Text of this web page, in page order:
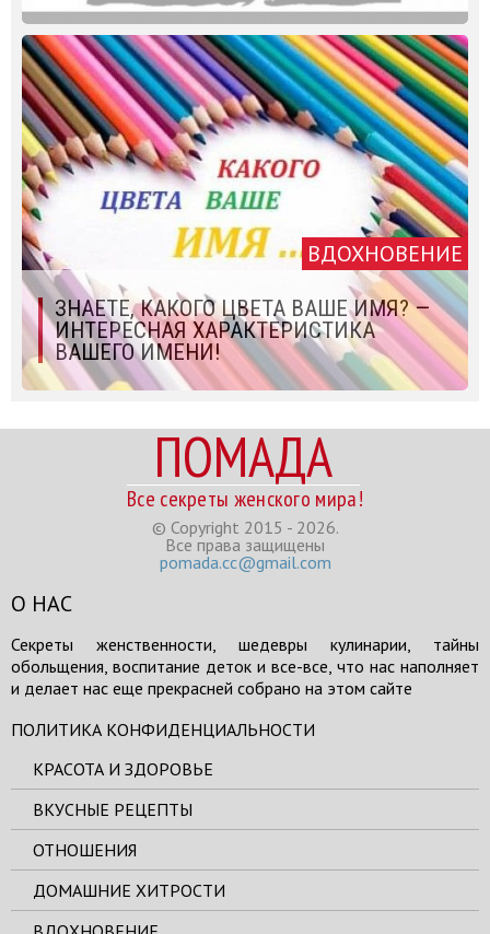
ВДОХНОВЕНИЕ
ЗНАЕТЕ, КАКОГО ЦВЕТА ВАШЕ ИМЯ? —
ИНТЕРЕСНАЯ ХАРАКТЕРИСТИКА
ВАШЕГО ИМЕНИ!
ПОМАДА
Все секреты женского мира!
© Copyright 2015 - 2026.
Все права защищены
pomada.cc@gmail.com
О НАС
Секреты женственности, шедевры кулинарии, тайны
обольщения, воспитание деток и все-все, что нас наполняет
и делает нас еще прекрасней собрано на этом сайте
ПОЛИТИКА КОНФИДЕНЦИАЛЬНОСТИ
КРАСОТА И ЗДОРОВЬЕ
ВКУСНЫЕ РЕЦЕПТЫ
ОТНОШЕНИЯ
ДОМАШНИЕ ХИТРОСТИ